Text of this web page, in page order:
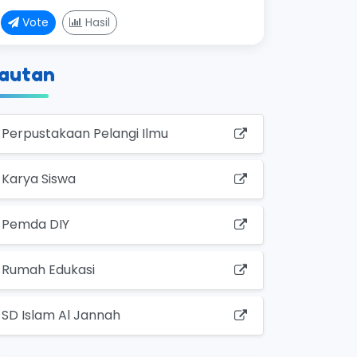
Vote Hasil
Perpustakaan Pelangi Ilmu
Karya Siswa
Pemda DIY
Rumah Edukasi
SD Islam Al Jannah